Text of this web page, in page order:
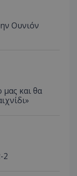
Ουνιόν
και θα
2